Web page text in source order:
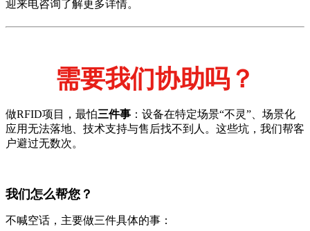
迎来电咨询了解更多详情。
需要我们协助吗？
做RFID项目，最怕三件事 ：设备在特定场景“不灵”、场景化
应用无法落地、技术支持与售后找不到人。这些坑，我们帮客
户避过无数次。
我们怎么帮您？
不喊空话，主要做三件具体的事：